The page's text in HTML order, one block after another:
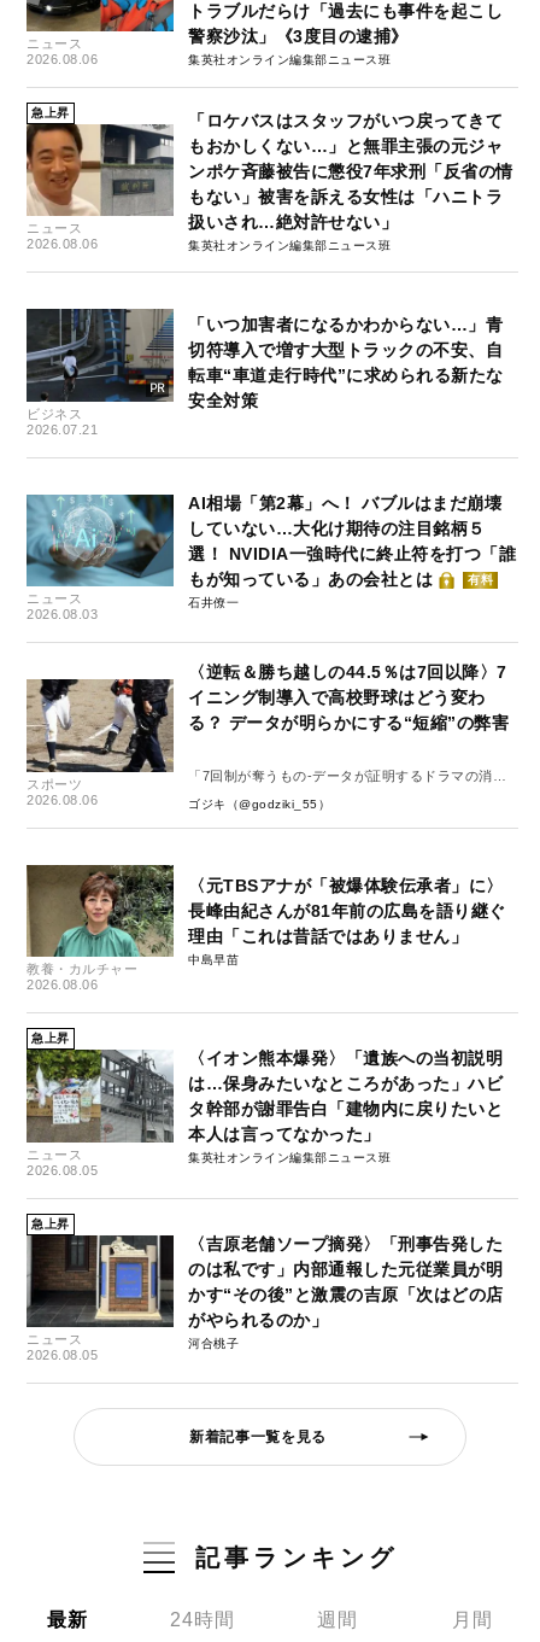
ニュース
2026.08.06
トラブルだらけ「過去にも事件を起こし
警察沙汰」《3度目の逮捕》
集英社オンライン編集部ニュース班
急上昇
ニュース
2026.08.06
「ロケバスはスタッフがいつ戻ってきて
もおかしくない…」と無罪主張の元ジャ
ンポケ斉藤被告に懲役7年求刑「反省の情
もない」被害を訴える女性は「ハニトラ
扱いされ…絶対許せない」
集英社オンライン編集部ニュース班
ビジネス
2026.07.21
「いつ加害者になるかわからない…」青
切符導入で増す大型トラックの不安、自
転車“車道走行時代”に求められる新たな
安全対策
ニュース
2026.08.03
AI相場「第2幕」へ！ バブルはまだ崩壊
していない…大化け期待の注目銘柄５
選！ NVIDIA一強時代に終止符を打つ「誰
もが知っている」あの会社とは
有料
石井僚一
スポーツ
2026.08.06
〈逆転＆勝ち越しの44.5％は7回以降〉7
イニング制導入で高校野球はどう変わ
る？ データが明らかにする“短縮”の弊害
「7回制が奪うもの-データが証明するドラマの消
失-」
ゴジキ（@godziki_55）
教養・カルチャー
2026.08.06
〈元TBSアナが「被爆体験伝承者」に〉
長峰由紀さんが81年前の広島を語り継ぐ
理由「これは昔話ではありません」
中島早苗
急上昇
ニュース
2026.08.05
〈イオン熊本爆発〉「遺族への当初説明
は…保身みたいなところがあった」ハビ
タ幹部が謝罪告白「建物内に戻りたいと
本人は言ってなかった」
集英社オンライン編集部ニュース班
急上昇
ニュース
2026.08.05
〈吉原老舗ソープ摘発〉「刑事告発した
のは私です」内部通報した元従業員が明
かす“その後”と激震の吉原「次はどの店
がやられるのか」
河合桃子
新着記事一覧を見る
記事ランキング
最新 24時間 週間 月間